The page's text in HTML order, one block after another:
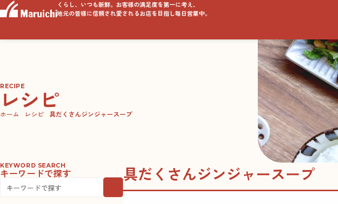
くらし、いつも新鮮。お客様の満足度を第一に考え、
地元の皆様に信頼され愛されるお店を目指し毎日営業中。
RECIPE
レシピ
ホーム レシピ 具だくさんジンジャースープ
KEYWORD SEARCH
キーワードで探す 具だくさんジンジャースープ